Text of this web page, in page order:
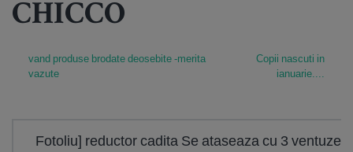
CHICCO
vand produse brodate deosebite -merita
vazute
Copii nascuti in
ianuarie....
Fotoliu] reductor cadita Se ataseaza cu 3 ventuze